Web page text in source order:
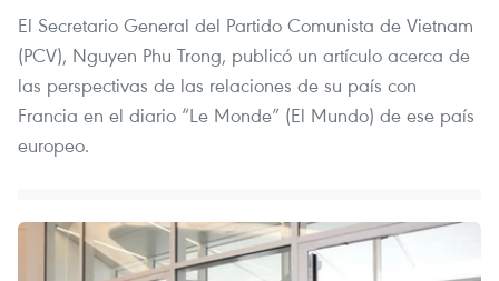
El Secretario General del Partido Comunista de Vietnam
(PCV), Nguyen Phu Trong, publicó un artículo acerca de
las perspectivas de las relaciones de su país con
Francia en el diario “Le Monde” (El Mundo) de ese país
europeo.